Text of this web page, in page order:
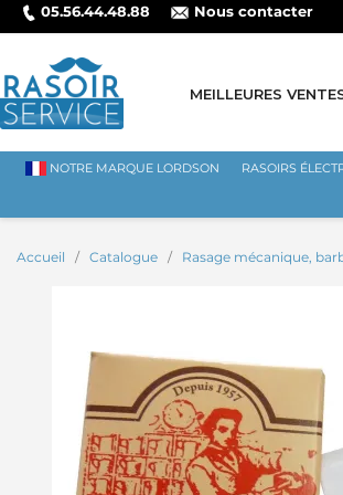
05.56.44.48.88 Nous contacter
MEILLEURES
NOTRE MARQUE LORDSON RASOIRS
Accueil Catalogue Rasage mécanique,